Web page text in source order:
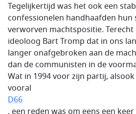
Tegelijkertijd was het ook een
confessionelen handhaafden hun
verworven machtspositie.
ideoloog Bart Tromp dat in ons
langer onafgebroken aan de
dan de communisten in de
Wat in 1994 voor zijn partij,
vooral
D66